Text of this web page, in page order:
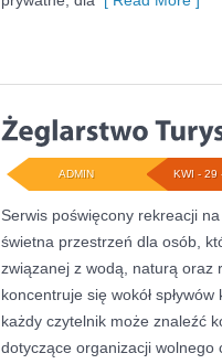
KWI - 29
ADMIN
Serwis poświęcony rekreacji
świetna przestrzeń dla osób,
związanej z wodą, naturą oraz
koncentruje się wokół
każdy czytelnik może znaleźć
dotyczące organizacji wolnego